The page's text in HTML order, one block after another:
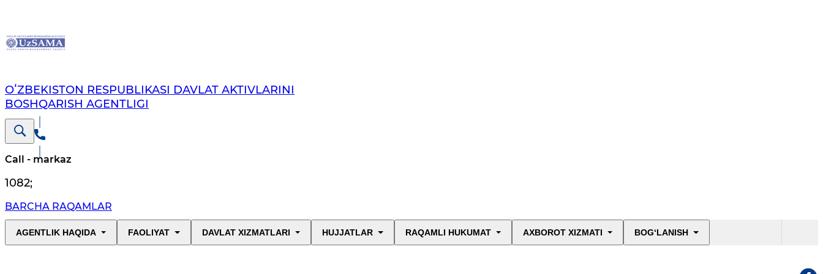
OʻZBEKISTON RESPUBLIKASI DAVLAT AKTIVLARINI
BOSHQARISH AGENTLIGI
Call - markaz
1082;
BARCHA RAQAMLAR
AGENTLIK HAQIDA FAOLIYAT DAVLAT XIZMATLARI HUJJATLAR RAQAMLI HUKUMAT AXBOROT XIZMATI BOG‘LANISH